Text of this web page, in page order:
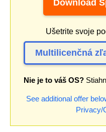
Download
Ušetrite svoje
Multilicenčná
Nie je to váš OS?
See additional offer
Privacy/